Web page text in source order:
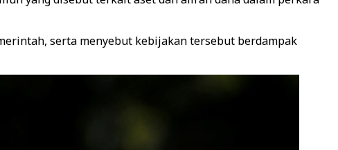
serta menyebut kebijakan tersebut berdampak